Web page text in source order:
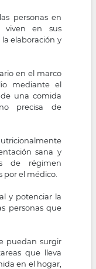
personas en
viven en sus
elaboración y
en el marco
mediante el
una comida
precisa de
sana y
de régimen
el médico.
y potenciar la
personas que
puedan surgir
que lleva
en el hogar,